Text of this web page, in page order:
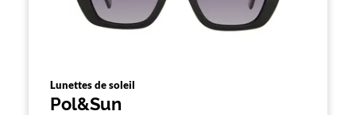
Lunettes de soleil
Pol&Sun